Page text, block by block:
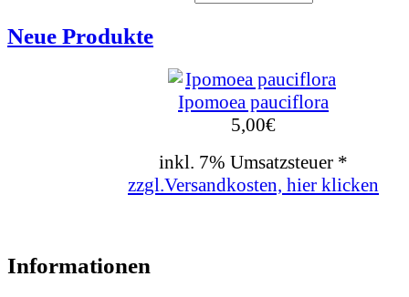
Neue Produkte
Ipomoea pauciflora
5,00€
inkl. 7% Umsatzsteuer *
zzgl.Versandkosten, hier klicken
Informationen